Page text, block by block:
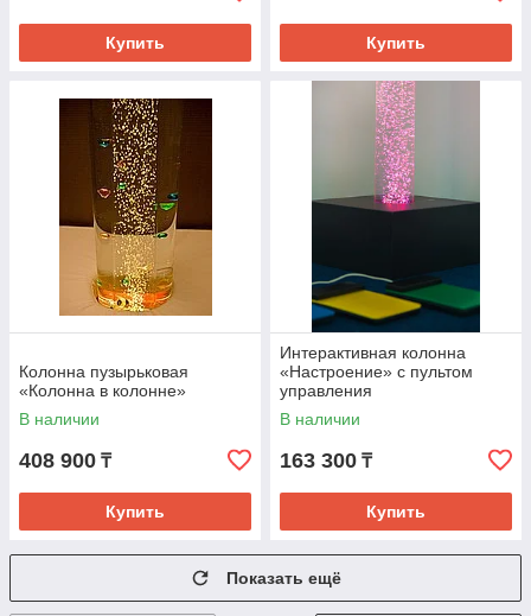
Купить Купить
Колонна пузырьковая
«Колонна в колонне»
В наличии
408 900 ₸
Купить
Интерактивная колонна
«Настроение» с пультом
управления
В наличии
163 300 ₸
Купить
Показать ещё